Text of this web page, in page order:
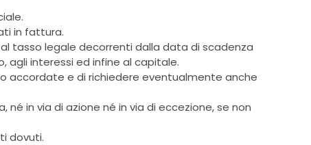
in fattura.
tasso legale decorrenti dalla data di scadenza
agli interessi ed infine al capitale.
accordate e di richiedere eventualmente anche
in via di azione né in via di eccezione, se non
dovuti.